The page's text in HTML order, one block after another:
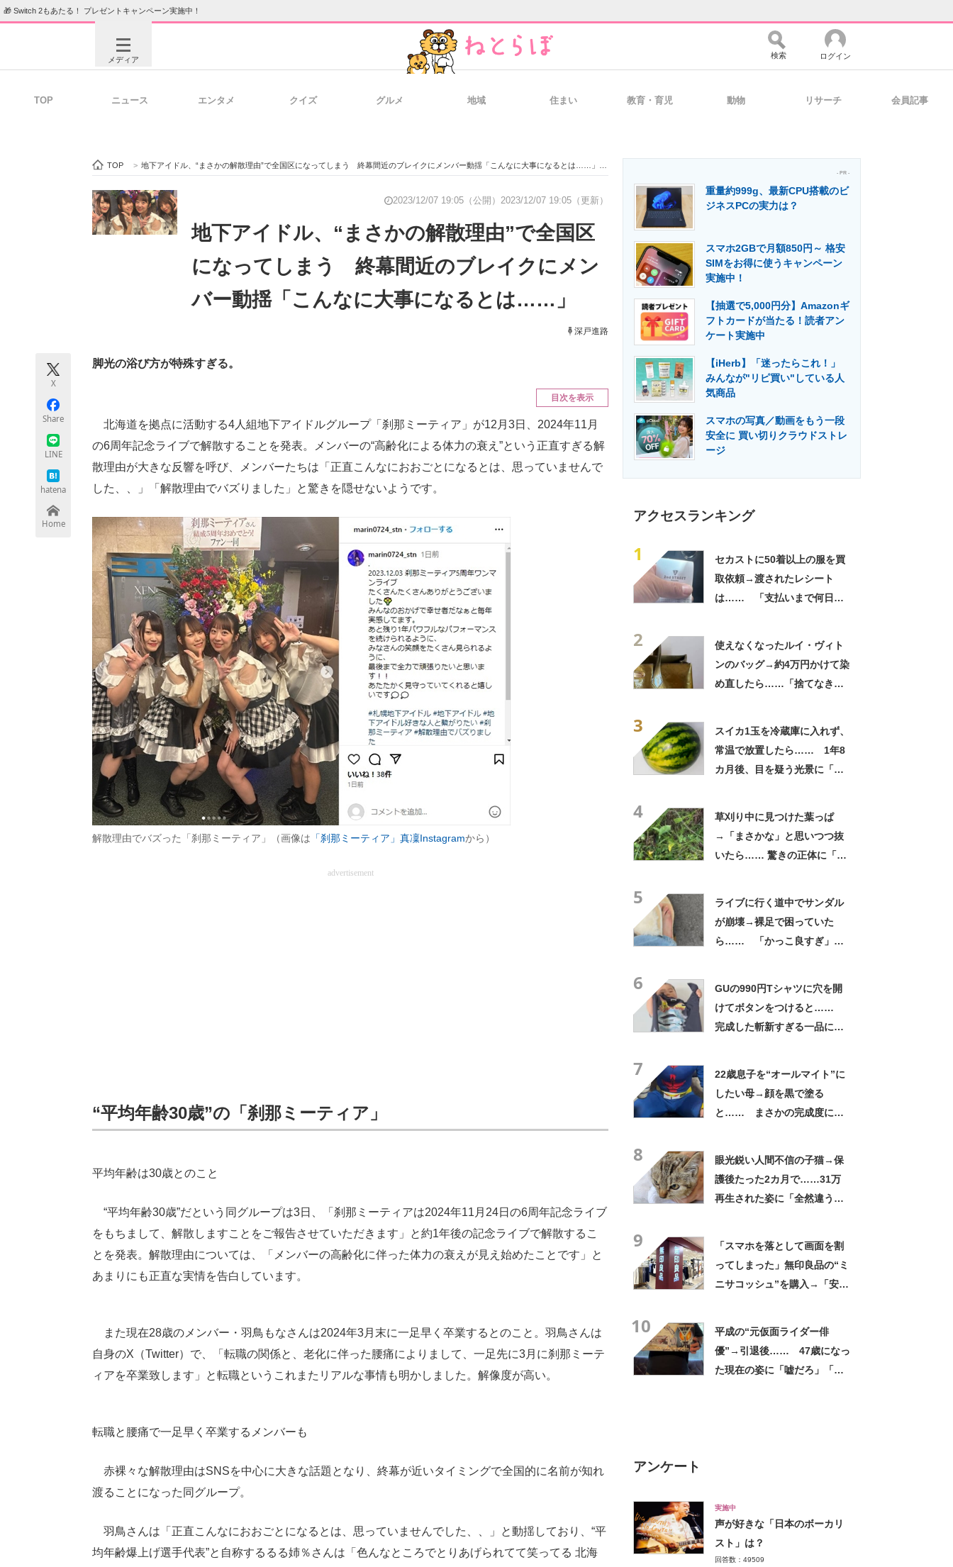
🎁 Switch 2もあたる！ プレゼントキャンペーン実施中！
メディア
ビジネスと働き方のヒント 経営リーダーのコミュニティ マーケ×ITの今がよく分かる
ITエンジニア向け専門サイト 企業向けIT製品の総合サイト IT製品の技術・比較・事例 製造業のIT導入・活用を支援
エネルギーの専門メディア 建設×テクノロジーの最前線
検索 ログイン
TOP ニュース エンタメ クイズ グルメ 地域 住まい 教育・育児 動物 リサーチ 会員記事
TOP > 地下アイドル、“まさかの解散理由”で全国区になってしまう 終幕間近のブレイクにメンバー動揺「こんなに大事になるとは……」
2023/12/07 19:05（公開） 2023/12/07 19:05（更新）
地下アイドル、“まさかの解散理由”で全国区
になってしまう 終幕間近のブレイクにメン
バー動揺「こんなに大事になるとは……」
深戸進路
X
Share
LINE
hatena
Home
脚光の浴び方が特殊すぎる。
目次を表示
北海道を拠点に活動する4人組地下アイドルグループ「刹那ミーティア」が12月3日、2024年11月
の6周年記念ライブで解散することを発表。メンバーの“高齢化による体力の衰え”という正直すぎる解
散理由が大きな反響を呼び、メンバーたちは「正直こんなにおおごとになるとは、思っていませんで
した、、」「解散理由でバズりました」と驚きを隠せないようです。
解散理由でバズった「刹那ミーティア」（画像は 「刹那ミーティア」真凜Instagramから）
advertisement
“平均年齢30歳”の「刹那ミーティア」
平均年齢は30歳とのこと
“平均年齢30歳”だという同グループは3日、「刹那ミーティアは2024年11月24日の6周年記念ライブ
をもちまして、解散しますことをご報告させていただきます」と約1年後の記念ライブで解散するこ
とを発表。解散理由については、「メンバーの高齢化に伴った体力の衰えが見え始めたことです」と
あまりにも正直な実情を告白しています。
また現在28歳のメンバー・羽鳥もなさんは2024年3月末に一足早く卒業するとのこと。羽鳥さんは
自身のX（Twitter）で、「転職の関係と、老化に伴った腰痛によりまして、一足先に3月に刹那ミーテ
ィアを卒業致します」と転職というこれまたリアルな事情も明かしました。解像度が高い。
転職と腰痛で一足早く卒業するメンバーも
赤裸々な解散理由はSNSを中心に大きな話題となり、終幕が近いタイミングで全国的に名前が知れ
渡ることになった同グループ。
羽鳥さんは「正直こんなにおおごとになるとは、思っていませんでした、、」と動揺しており、“平
均年齢爆上げ選手代表”と自称するるる姉％さんは「色んなところでとりあげられてて笑ってる 北海
- PR -
重量約999g、最新CPU搭載のビ
ジネスPCの実力は？
スマホ2GBで月額850円～ 格安
SIMをお得に使うキャンペーン
実施中！
【抽選で5,000円分】Amazonギ
フトカードが当たる！読者アン
ケート実施中
【iHerb】「迷ったらこれ！」
みんなが"リピ買い"している人
気商品
スマホの写真／動画をもう一段
安全に 買い切りクラウドストレ
ージ
アクセスランキング
1
セカストに50着以上の服を買
取依頼→渡されたレシート
は…… 「支払いまで何日か
2
使えなくなったルイ・ヴィト
ンのバッグ→約4万円かけて染
め直したら……「捨てなきゃ
3
スイカ1玉を冷蔵庫に入れず、
常温で放置したら…… 1年8
カ月後、目を疑う光景に「ヤ
4
草刈り中に見つけた葉っぱ
→「まさかな」と思いつつ抜
いたら…… 驚きの正体に「お
5
ライブに行く道中でサンダル
が崩壊→裸足で困っていた
ら…… 「かっこ良すぎ」ま
6
GUの990円Tシャツに穴を開
けてボタンをつけると……
完成した斬新すぎる一品に称
7
22歳息子を“オールマイト”に
したい母→顔を黒で塗る
と…… まさかの完成度に
8
眼光鋭い人間不信の子猫→保
護後たった2カ月で……31万
再生された姿に「全然違う」
9
「スマホを落として画面を割
ってしまった」無印良品の“ミ
ニサコッシュ”を購入→「安心
10
平成の“元仮面ライダー俳
優”→引退後…… 47歳になっ
た現在の姿に「嘘だろ」「声
アンケート
実施中
声が好きな「日本のボーカリ
スト」は？
回答数：49509